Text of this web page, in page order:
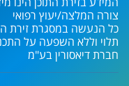
צורה המלצה/יעוץ רפואי
כל הנעשה במסגרת זירת
תלוי וללא השפעה על
חברתדיאסורין בע"מ